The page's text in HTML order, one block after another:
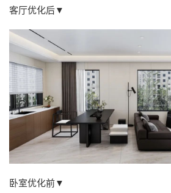
客厅优化后▼
卧室优化前▼